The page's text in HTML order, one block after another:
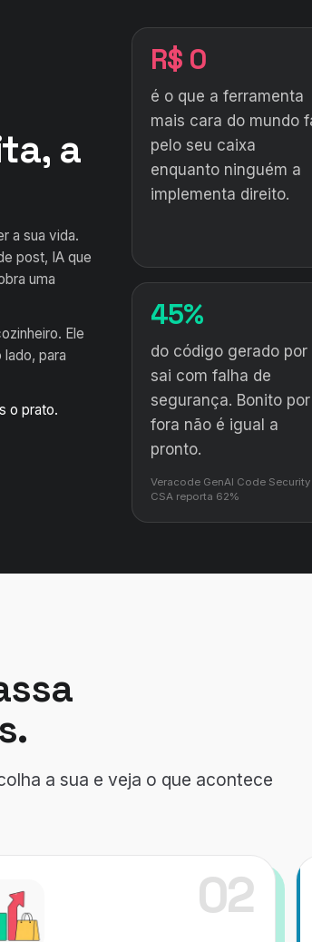
a
a sua vida.
post, IA que
uma
Ele
para
o prato.
R$ 0
é o que a ferramenta
mais cara do mundo
pelo seu caixa
enquanto ninguém a
implementa direito.
45%
do código gerado por
sai com falha de
segurança. Bonito por
fora não é igual a
pronto.
Veracode GenAI Code Security
CSA reporta 62%
a sua e veja o que acontece
02